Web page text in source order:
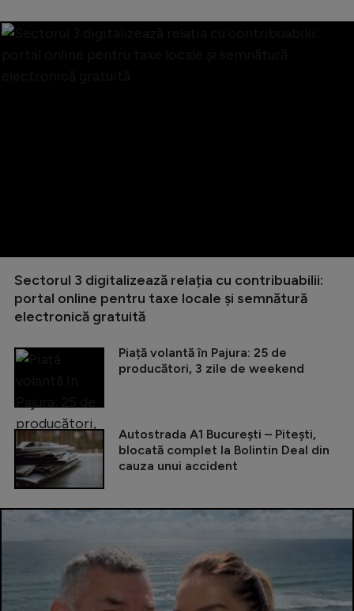
Sectorul 3 digitalizează relația cu contribuabilii:
portal online pentru taxe locale și semnătură
electronică gratuită
Piață volantă în Pajura: 25 de
producători, 3 zile de weekend
Autostrada A1 București – Pitești,
blocată complet la Bolintin Deal din
cauza unui accident